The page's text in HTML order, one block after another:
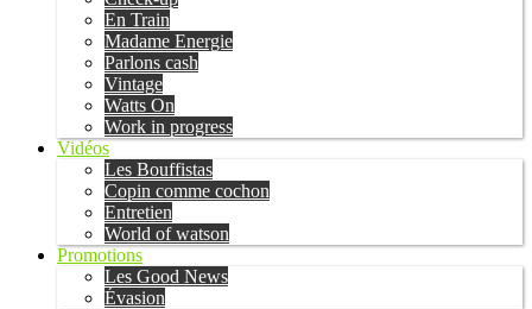
En Train
Madame Energie
Parlons cash
Vintage
Watts On
Work in progress
Vidéos
Les Bouffistas
Copin comme cochon
Entretien
World of watson
Promotions
Les Good News
Évasion